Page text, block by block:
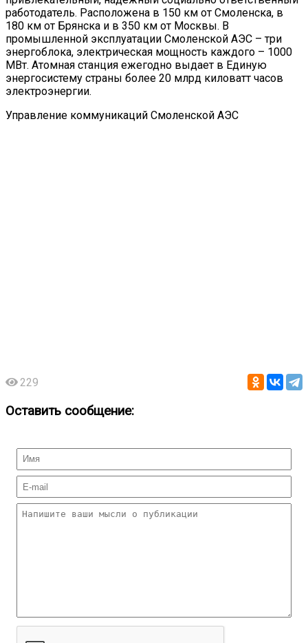
работодатель. Расположена в 150 км от Смоленска, в
180 км от Брянска и в 350 км от Москвы. В
промышленной эксплуатации Смоленской АЭС – три
энергоблока, электрическая мощность каждого – 1000
МВт. Атомная станция ежегодно выдает в Единую
энергосистему страны более 20 млрд киловатт часов
электроэнергии.
Управление коммуникаций Смоленской АЭС
229
Оставить сообщение: